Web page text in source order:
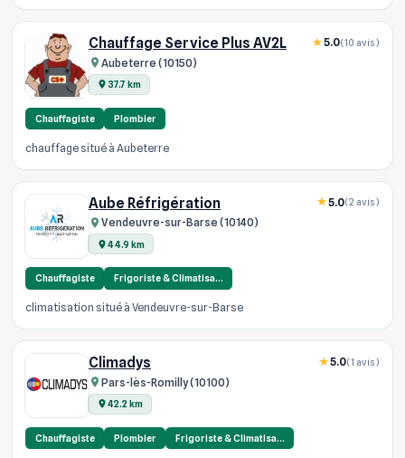
Chauffage Service Plus AV2L
Aubeterre (10150)
37.7 km
5.0(10 avis)
Chauffagiste Plombier
chauffage situé à Aubeterre
Aube Réfrigération
Vendeuvre-sur-Barse (10140)
44.9 km
5.0(2 avis)
Chauffagiste Frigoriste & Climatisa…
climatisation situé à Vendeuvre-sur-Barse
Climadys
Pars-lès-Romilly (10100)
42.2 km
5.0(1 avis)
Chauffagiste Plombier Frigoriste & Climatisa…